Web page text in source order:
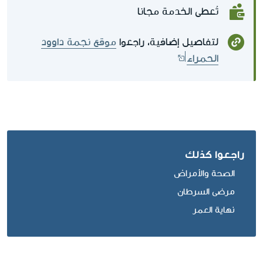
تُعطى الخدمة مجانا
لتفاصيل إضافية، راجعوا موقع نجمة داوود
الحمراء
راجعوا كذلك
الصحة والأمراض
مرضى السرطان
نهاية العمر